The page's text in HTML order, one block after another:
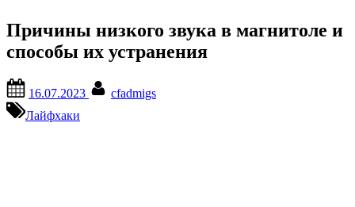
Причины низкого звука в магнитоле и
способы их устранения
on
16.07.2023
cfadmigs
Лайфхаки